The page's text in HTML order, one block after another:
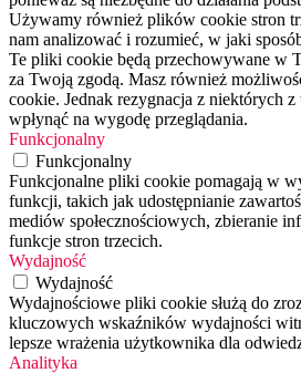
Używamy również plików cookie stron
nam analizować i rozumieć, w jaki
Te pliki cookie będą przechowywane w
za Twoją zgodą. Masz również
cookie. Jednak rezygnacja z niektórych
wpłynąć na wygodę przeglądania.
Funkcjonalny
Funkcjonalny
Funkcjonalne pliki cookie pomagają w
funkcji, takich jak udostępnianie
mediów społecznościowych, zbieranie
funkcje stron trzecich.
Wydajność
Wydajność
Wydajnościowe pliki cookie służą do
kluczowych wskaźników wydajności
lepsze wrażenia użytkownika dla
Analityka